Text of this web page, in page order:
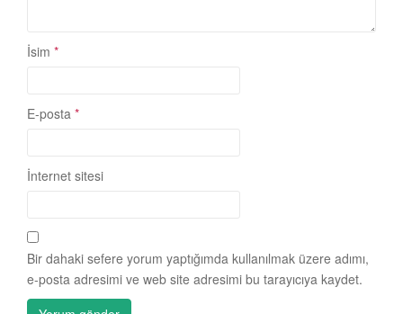
İsim *
E-posta *
İnternet sitesi
Bir dahaki sefere yorum yaptığımda kullanılmak üzere adımı,
e-posta adresimi ve web site adresimi bu tarayıcıya kaydet.